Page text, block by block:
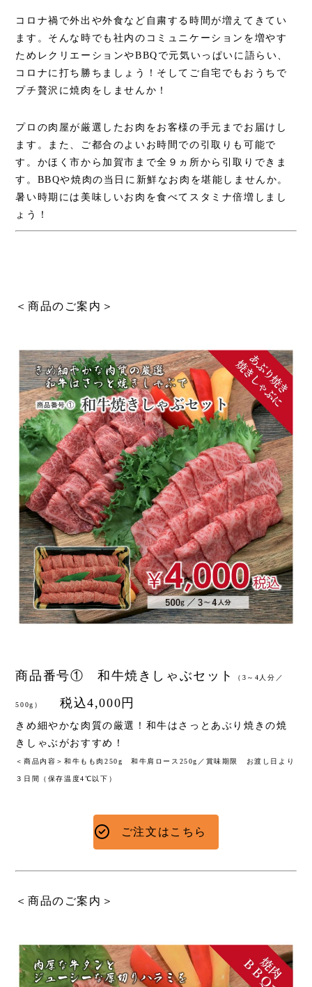
パン事業
サービス
個人向け昼食宅配弁当 ひる宅
弁当のWeb注文システム
無人型社員食堂のオフィスL-BOX
おうちで美味しく本格金沢カレー
安全な食への環境づくり
おいしさへの取り組み
製造工場のご案内
食品廃棄ゼロを目指して
企業情報
トップメッセージ
会社概要
沿革
採用情報
社員インタビュー
トップメッセージ
求める人物像
コロナ禍で外出や外食など自粛する時間が増えてきてい
ます。そんな時でも社内のコミュニケーションを増やす
ためレクリエーションやBBQで元気いっぱいに語らい、
コロナに打ち勝ちましょう！そしてご自宅でもおうちで
プチ贅沢に焼肉をしませんか！
プロの肉屋が厳選したお肉をお客様の手元までお届けし
ます。また、ご都合のよいお時間での引取りも可能で
す。かほく市から加賀市まで全９ヵ所から引取りできま
す。BBQや焼肉の当日に新鮮なお肉を堪能しませんか。
暑い時期には美味しいお肉を食べてスタミナ倍増しまし
ょう！
＜商品のご案内＞
商品番号① 和牛焼きしゃぶセット （3～4人分／
500g） 税込4,000円
きめ細やかな肉質の厳選！和牛はさっとあぶり焼きの焼
きしゃぶがおすすめ！
＜商品内容＞和牛もも肉250g 和牛肩ロース250g／賞味期限 お渡し日より
３日間（保存温度4℃以下）
ご注文はこちら
＜商品のご案内＞